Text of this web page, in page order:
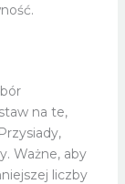
na te,
Ważne, aby
liczby